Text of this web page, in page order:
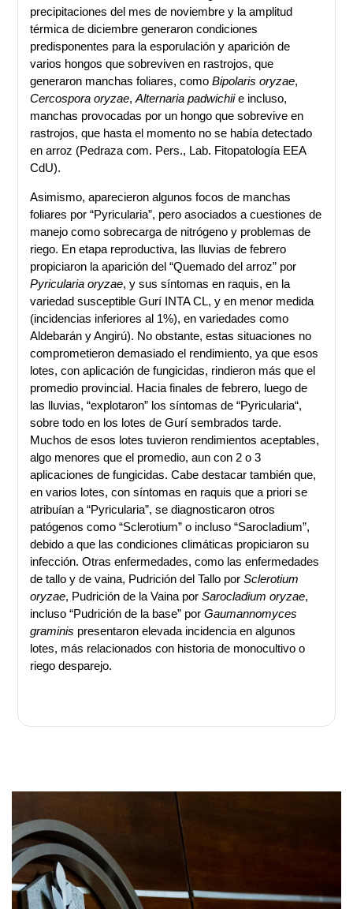
precipitaciones del mes de noviembre y la amplitud
térmica de diciembre generaron condiciones
predisponentes para la esporulación y aparición de
varios hongos que sobreviven en rastrojos, que
generaron manchas foliares, comoBipolaris oryzae,
Cercospora oryzae,Alternaria padwichiie incluso,
manchas provocadas por un hongo que sobrevive en
rastrojos, que hasta el momento no se había detectado
en arroz (Pedraza com. Pers., Lab. Fitopatología EEA
CdU).
Asimismo, aparecieron algunos focos de manchas
foliares por “Pyricularia”, pero asociados a cuestiones de
manejo como sobrecarga de nitrógeno y problemas de
riego. En etapa reproductiva, las lluvias de febrero
propiciaron la aparición del “Quemado del arroz” por
Pyricularia oryzae, y sus síntomas en raquis, en la
variedad susceptible Gurí INTA CL, y en menor medida
(incidencias inferiores al 1%), en variedades como
Aldebarán y Angirú). No obstante, estas situaciones no
comprometieron demasiado el rendimiento, ya que esos
lotes, con aplicación de fungicidas, rindieron más que el
promedio provincial. Hacia finales de febrero, luego de
las lluvias, “explotaron” los síntomas de “Pyricularia“,
sobre todo en los lotes de Gurí sembrados tarde.
Muchos de esos lotes tuvieron rendimientos aceptables,
algo menores que el promedio, aun con 2 o 3
aplicaciones de fungicidas. Cabe destacar también que,
en varios lotes, con síntomas en raquis que a priori se
atribuían a “Pyricularia”, se diagnosticaron otros
patógenos como “Sclerotium” o incluso “Sarocladium”,
debido a que las condiciones climáticas propiciaron su
infección. Otras enfermedades, como las enfermedades
de tallo y de vaina, Pudrición del Tallo porSclerotium
oryzae, Pudrición de la Vaina porSarocladium oryzae,
incluso “Pudrición de la base” porGaumannomyces
graminis presentaron elevada incidencia en algunos
lotes, más relacionados con historia de monocultivo o
riego desparejo.